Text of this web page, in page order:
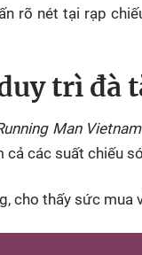
rõ nét tại rạp
trì đà
Man
cả các suất chiếu
cho thấy sức mua